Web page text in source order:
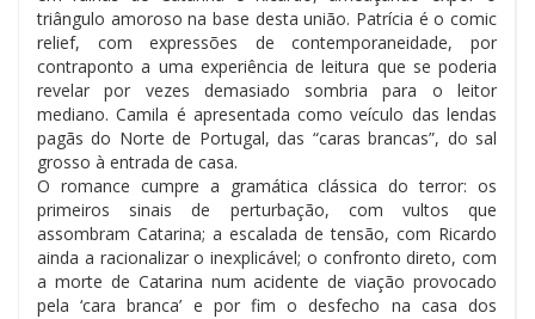
triângulo amoroso na base desta união. Patrícia é o comic
relief, com expressões de contemporaneidade, por
contraponto a uma experiência de leitura que se poderia
revelar por vezes demasiado sombria para o leitor
mediano. Camila é apresentada como veículo das lendas
pagãs do Norte de Portugal, das “caras brancas”, do sal
grosso à entrada de casa.
O romance cumpre a gramática clássica do terror: os
primeiros sinais de perturbação, com vultos que
assombram Catarina; a escalada de tensão, com Ricardo
ainda a racionalizar o inexplicável; o confronto direto, com
a morte de Catarina num acidente de viação provocado
pela ‘cara branca’ e por fim o desfecho na casa dos